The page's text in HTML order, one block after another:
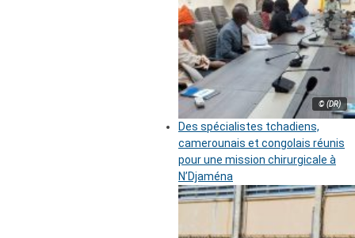
© (DR)
Des spécialistes tchadiens,
camerounais et congolais réunis
pour une mission chirurgicale à
N’Djaména